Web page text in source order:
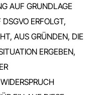
AUF GRUNDLAGE
ERFOLGT,
AUS GRÜNDEN, DIE
ERGEBEN,